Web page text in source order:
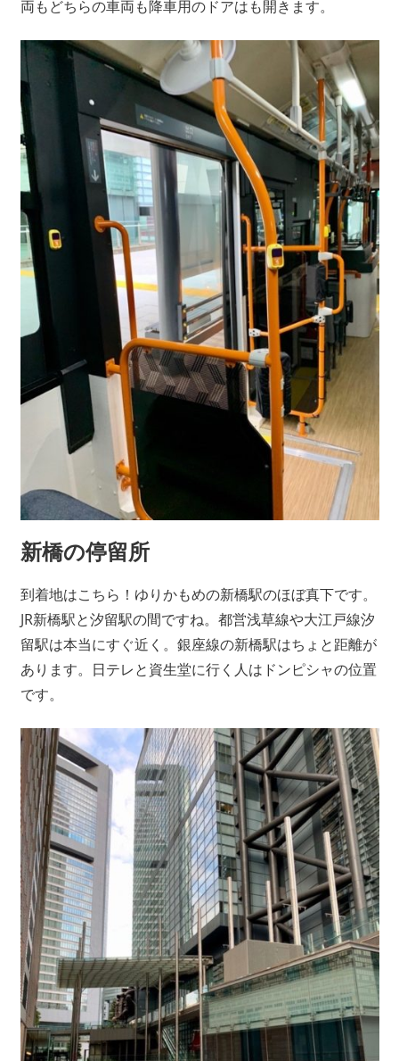
両もどちらの車両も降車用のドアはも開きます。
新橋の停留所
到着地はこちら！ゆりかもめの新橋駅のほぼ真下です。
JR新橋駅と汐留駅の間ですね。都営浅草線や大江戸線汐
留駅は本当にすぐ近く。銀座線の新橋駅はちょと距離が
あります。日テレと資生堂に行く人はドンピシャの位置
です。